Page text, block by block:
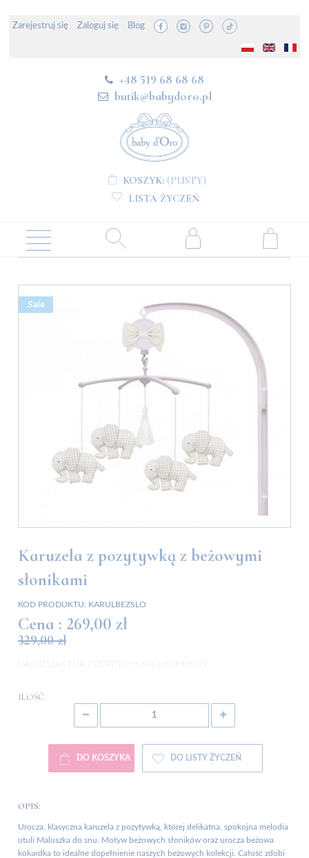
Zarejestruj się Zaloguj się Blog
+48 519 68 68 68
butik@babydoro.pl
KOSZYK: (PUSTY)
LISTA ŻYCZEŃ
Sale
Karuzela z pozytywką z beżowymi
słonikami
KOD PRODUKTU: KARULBEZSLO
Cena : 269,00 zł
329,00 zł
NAJNIŻSZA CENA Z OSTATNICH 30 DNI: 269.00 ZŁ
ILOŚĆ
DO KOSZYKA DO LISTY ŻYCZEŃ
OPIS:
Urocza, klasyczna karuzela z pozytywką, której delikatna, spokojna melodia
utuli Maluszka do snu. Motyw beżowych słoników oraz urocza beżowa
kokardka to idealne dopełnienie naszych beżowych kolekcji. Całość zdobi